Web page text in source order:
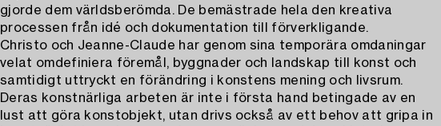
gjorde dem världsberömda. De bemästrade hela den kreativa
processen från idé och dokumentation till förverkligande.
Christo och Jeanne-Claude har genom sina temporära omdaningar
velat omdefiniera föremål, byggnader och landskap till konst och
samtidigt uttryckt en förändring i konstens mening och livsrum.
Deras konstnärliga arbeten är inte i första hand betingade av en
lust att göra konstobjekt, utan drivs också av ett behov att gripa in